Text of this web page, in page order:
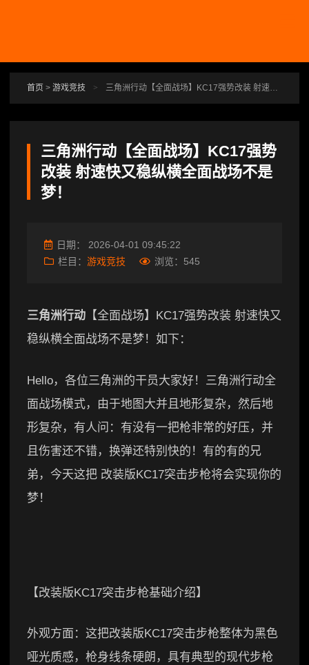
首页 > 游戏竞技 > 三角洲行动【全面战场】KC17强势改装 射速快又稳纵横全面战场不是梦！
三角洲行动【全面战场】KC17强势
改装 射速快又稳纵横全面战场不是
梦！
日期： 2026-04-01 09:45:22
栏目： 游戏竞技 浏览： 545
三角洲行动 【全面战场】KC17强势改装 射速快又
稳纵横全面战场不是梦！如下：
Hello，各位三角洲的干员大家好！三角洲行动全
面战场模式，由于地图大并且地形复杂，然后地
形复杂，有人问：有没有一把枪非常的好压，并
且伤害还不错，换弹还特别快的！有的有的兄
弟，今天这把 改装版KC17突击步枪将会实现你的
梦！
【改装版KC17突击步枪基础介绍】
外观方面：这把改装版KC17突击步枪整体为黑色
哑光质感，枪身线条硬朗，具有典型的现代步枪